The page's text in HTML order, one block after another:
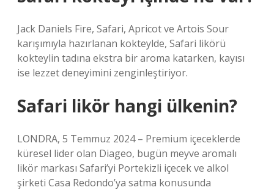
Jack Daniels Fire, Safari, Apricot ve Artois Sour
karışımıyla hazırlanan kokteylde, Safari likörü
kokteylin tadına ekstra bir aroma katarken, kayısı
ise lezzet deneyimini zenginleştiriyor.
Safari likör hangi ülkenin?
LONDRA, 5 Temmuz 2024 – Premium içeceklerde
küresel lider olan Diageo, bugün meyve aromalı
likör markası Safari’yi Portekizli içecek ve alkol
şirketi Casa Redondo’ya satma konusunda